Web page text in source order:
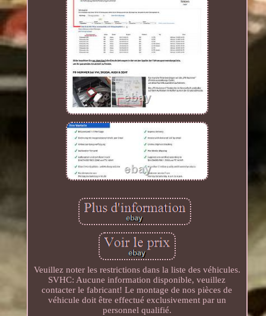
Veuillez noter les restrictions dans la liste des véhicules.
SVHC: Aucune information disponible, veuillez
contacter le fabricant! Le montage de nos pièces de
véhicule doit être effectué exclusivement par un
personnel qualifié.